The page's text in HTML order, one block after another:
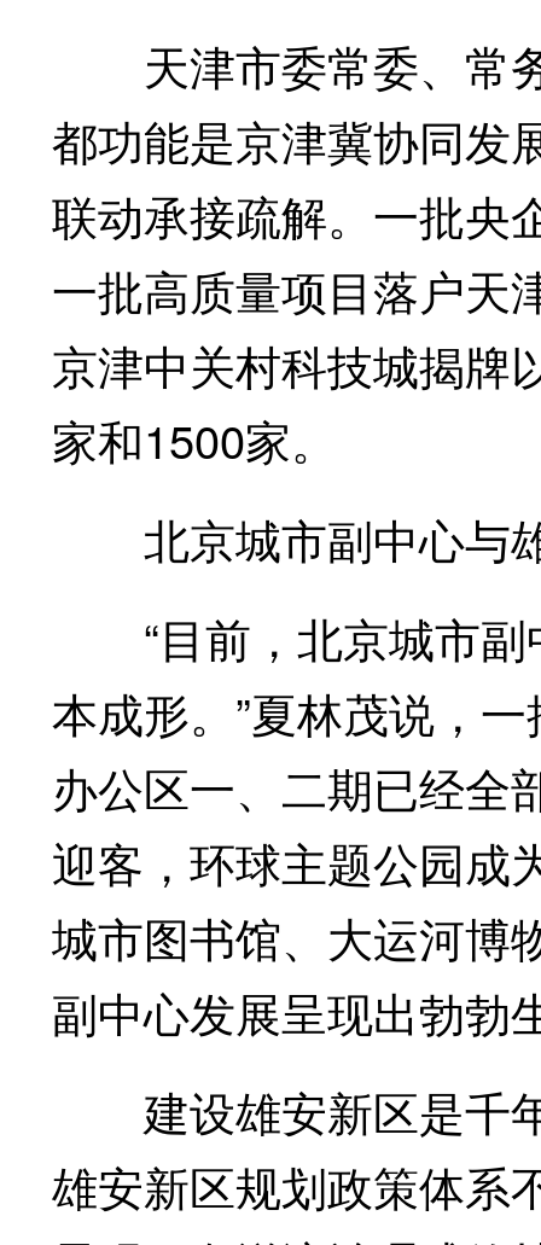
天津市委常委、常
都功能是京津冀协同发
联动承接疏解。一批央
一批高质量项目落户
京津中关村科技城揭牌
家和1500家。
北京城市副中心与
“目前，北京城市副
本成形。”夏林茂说，
办公区一、二期已经全
迎客，环球主题公园成
城市图书馆、大运河博
副中心发展呈现出勃勃
建设雄安新区是千
雄安新区规划政策体系